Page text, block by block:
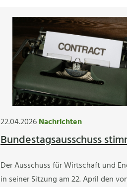
22.04.2026Nachrichten
Bundestagsausschuss
Der Ausschuss für Wirtschaft und
in seiner Sitzung am 22. April den